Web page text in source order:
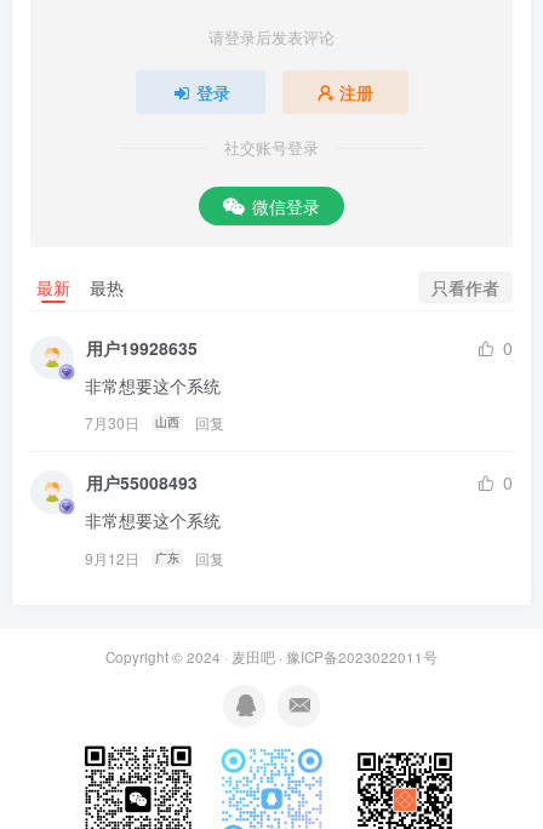
请登录后发表评论
登录 注册
社交账号登录
微信登录
最新 最热 只看作者
用户19928635
0
非常想要这个系统
7月30日 山西 回复
用户55008493
0
非常想要这个系统
9月12日 广东 回复
Copyright © 2024 · 麦田吧 · 豫ICP备2023022011号